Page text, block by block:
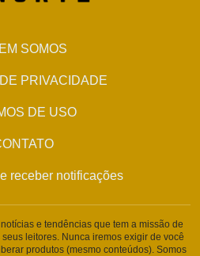
SOMOS
PRIVACIDADE
DE USO
receber notificações
e tendências que tem a missão de
leitores. Nunca iremos exigir de você
produtos (mesmo conteúdos). Somos